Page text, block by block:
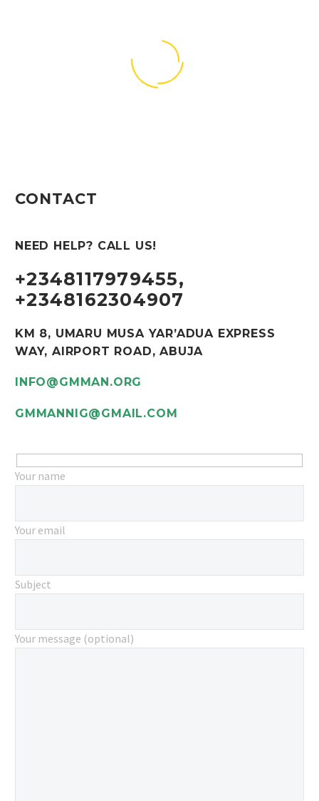
(DEMO)
ALIQUAM
(DEMO)
VITAE
BUSINESS
BUILDING
(DEMO)
CONTACT
NEED HELP? CALL US!
+2348117979455,
+2348162304907
KM 8, UMARU MUSA YAR’ADUA EXPRESS
WAY, AIRPORT ROAD, ABUJA
INFO@GMMAN.ORG
GMMANNIG@GMAIL.COM
Your name
Your email
Subject
Your message (optional)